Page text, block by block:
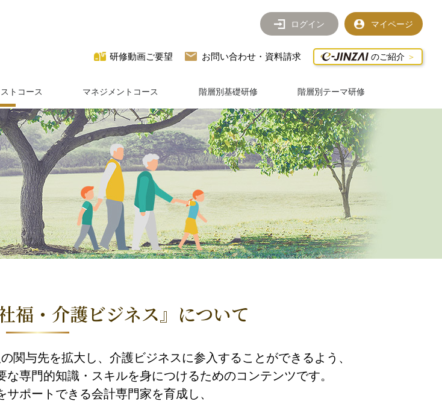
ログイン マイページ
研修動画ご要望 お問い合わせ・資料請求 のご紹介
トコース マネジメントコース 階層別基礎研修 階層別テーマ研修
社福・介護ビジネス』について
関与先を拡大し、介護ビジネスに参入することができるよう、
専門的知識・スキルを身につけるためのコンテンツです。
ポートできる会計専門家を育成し、